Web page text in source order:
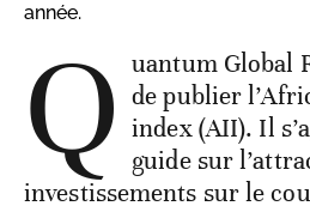
année.
Q uantum Global
de publier
index (AII). Il
guide sur
investissements sur le